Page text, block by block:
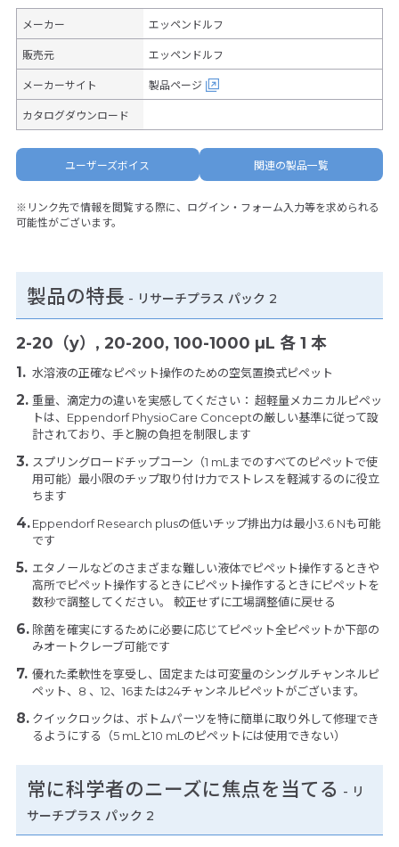
メーカー エッペンドルフ
販売元 エッペンドルフ
メーカーサイト 製品ページ
カタログダウンロード
ユーザーズボイス 関連の製品一覧
※リンク先で情報を閲覧する際に、ログイン・フォーム入力等を求められる
可能性がございます。
製品の特長 - リサーチプラス パック 2
2-20（y）, 20-200, 100-1000 µL 各 1 本
水溶液の正確なピペット操作のための空気置換式ピペット
重量、滴定力の違いを実感してください： 超軽量メカニカルピペッ
トは、Eppendorf PhysioCare Conceptの厳しい基準に従って設
計されており、手と腕の負担を制限します
スプリングロードチップコーン（1 mLまでのすべてのピペットで使
用可能）最小限のチップ取り付け力でストレスを軽減するのに役立
ちます
Eppendorf Research plusの低いチップ排出力は最小3.6 Nも可能
です
エタノールなどのさまざまな難しい液体でピペット操作するときや
高所でピペット操作するときにピペット操作するときにピペットを
数秒で調整してください。 較正せずに工場調整値に戻せる
除菌を確実にするために必要に応じてピペット全ピペットか下部の
みオートクレーブ可能です
優れた柔軟性を享受し、固定または可変量のシングルチャンネルピ
ペット、8 、12、16または24チャンネルピペットがございます。
クイックロックは、ボトムパーツを特に簡単に取り外して修理でき
るようにする（5 mLと10 mLのピペットには使用できない）
常に科学者のニーズに焦点を当てる - リ
サーチプラス パック 2